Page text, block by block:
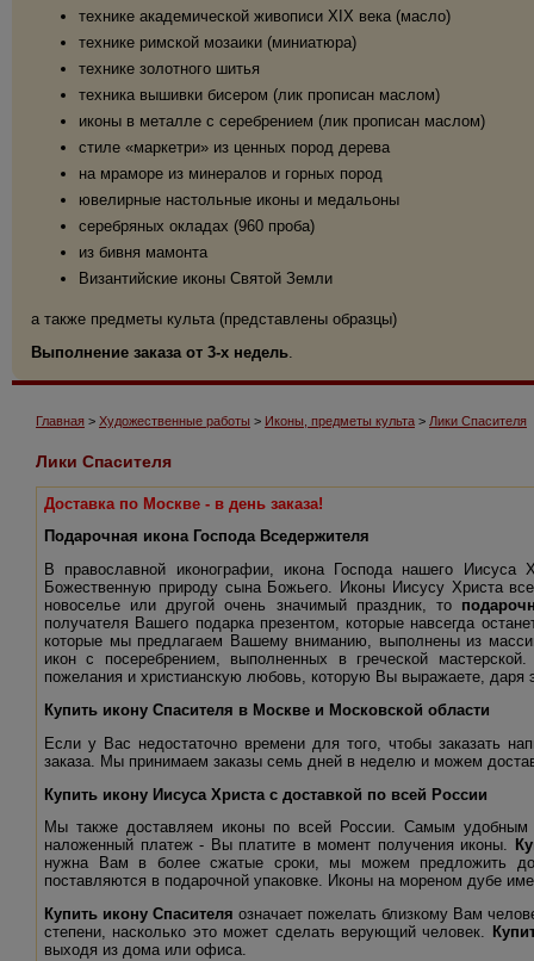
технике академической живописи XIX века (масло)
технике римской мозаики (миниатюра)
технике золотного шитья
техника вышивки бисером (лик прописан маслом)
иконы в металле с серебрением (лик прописан маслом)
стиле «маркетри» из ценных пород дерева
на мраморе из минералов и горных пород
ювелирные настольные иконы и медальоны
серебряных окладах (960 проба)
из бивня мамонта
Византийские иконы Святой Земли
а также предметы культа (представлены образцы)
Выполнение заказа от 3-х недель.
Главная > Художественные работы > Иконы, предметы культа > Лики Спасителя
Лики Спасителя
Доставка по Москве - в день заказа!
Подарочная икона Господа Вседержителя
В православной иконографии, икона Господа нашего
Божественную природу сына Божьего. Иконы Иисусу Христа
новоселье или другой очень значимый праздник, то
получателя Вашего подарка презентом, которые навсегда
которые мы предлагаем Вашему вниманию, выполнены из
икон с посеребрением, выполненных в греческой
пожелания и христианскую любовь, которую Вы выражаете, даря
Купить икону Спасителя в Москве и Московской области
Если у Вас недостаточно времени для того, чтобы заказать
заказа. Мы принимаем заказы семь дней в неделю и можем
Купить икону Иисуса Христа с доставкой по всей России
Мы также доставляем иконы по всей России. Самым удобным
наложенный платеж - Вы платите в момент получения иконы.
нужна Вам в более сжатые сроки, мы можем предложить
поставляются в подарочной упаковке. Иконы на мореном дубе
Купить икону Спасителяозначает пожелать близкому Вам
степени, насколько это может сделать верующий человек.
выходя из дома или офиса.